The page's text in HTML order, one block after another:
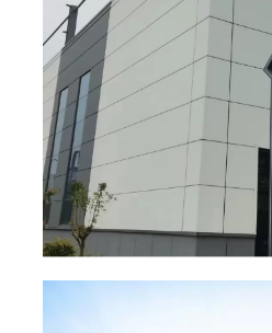
galpão de vaca
Cabanagem
Garagem de aço